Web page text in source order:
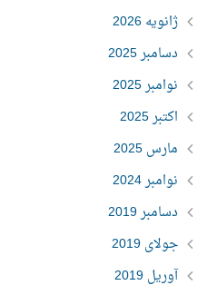
ژانویه 2026
دسامبر 2025
نوامبر 2025
اکتبر 2025
مارس 2025
نوامبر 2024
دسامبر 2019
جولای 2019
آوریل 2019